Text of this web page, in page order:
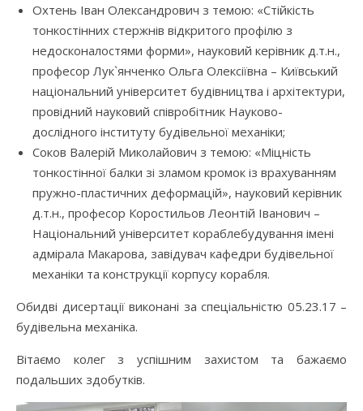
Охтень Іван Олександрович з темою: «Стійкість
тонкостінних стержнів відкритого профілю з
недосконалостями форми», науковий керівник д.т.н.,
професор Лук`янченко Ольга Олексіївна – Київський
національний університет будівництва і архітектури,
провідний науковий співробітник Науково-
дослідного інституту будівельної механіки;
Соков Валерій Миколайович з темою: «Міцність
тонкостінної балки зі зламом кромок із врахуванням
пружно-пластичних деформацій», науковий керівник
д.т.н., професор Коростильов Леонтій Іванович –
Національний університет кораблебудування імені
адмірала Макарова, завідувач кафедри будівельної
механіки та конструкції корпусу корабля.
Обидві дисертації виконані за спеціальністю 05.23.17 –
будівельна механіка.
Вітаємо колег з успішним захистом та бажаємо
подальших здобутків.